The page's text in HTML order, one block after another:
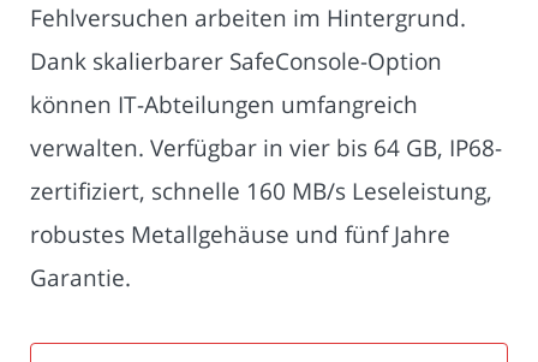
Fehlversuchen arbeiten im Hintergrund.
Dank skalierbarer SafeConsole-Option
können IT-Abteilungen umfangreich
verwalten. Verfügbar in vier bis 64 GB, IP68-
zertifiziert, schnelle 160 MB/s Leseleistung,
robustes Metallgehäuse und fünf Jahre
Garantie.